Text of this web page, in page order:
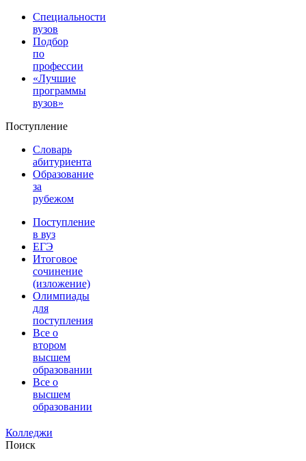
Специальности
вузов
Подбор
по
профессии
«Лучшие
программы
вузов»
Поступление
Словарь
абитуриента
Образование
за
рубежом
Поступление
в вуз
ЕГЭ
Итоговое
сочинение
(изложение)
Олимпиады
для
поступления
Все о
втором
высшем
образовании
Все о
высшем
образовании
Колледжи
Поиск